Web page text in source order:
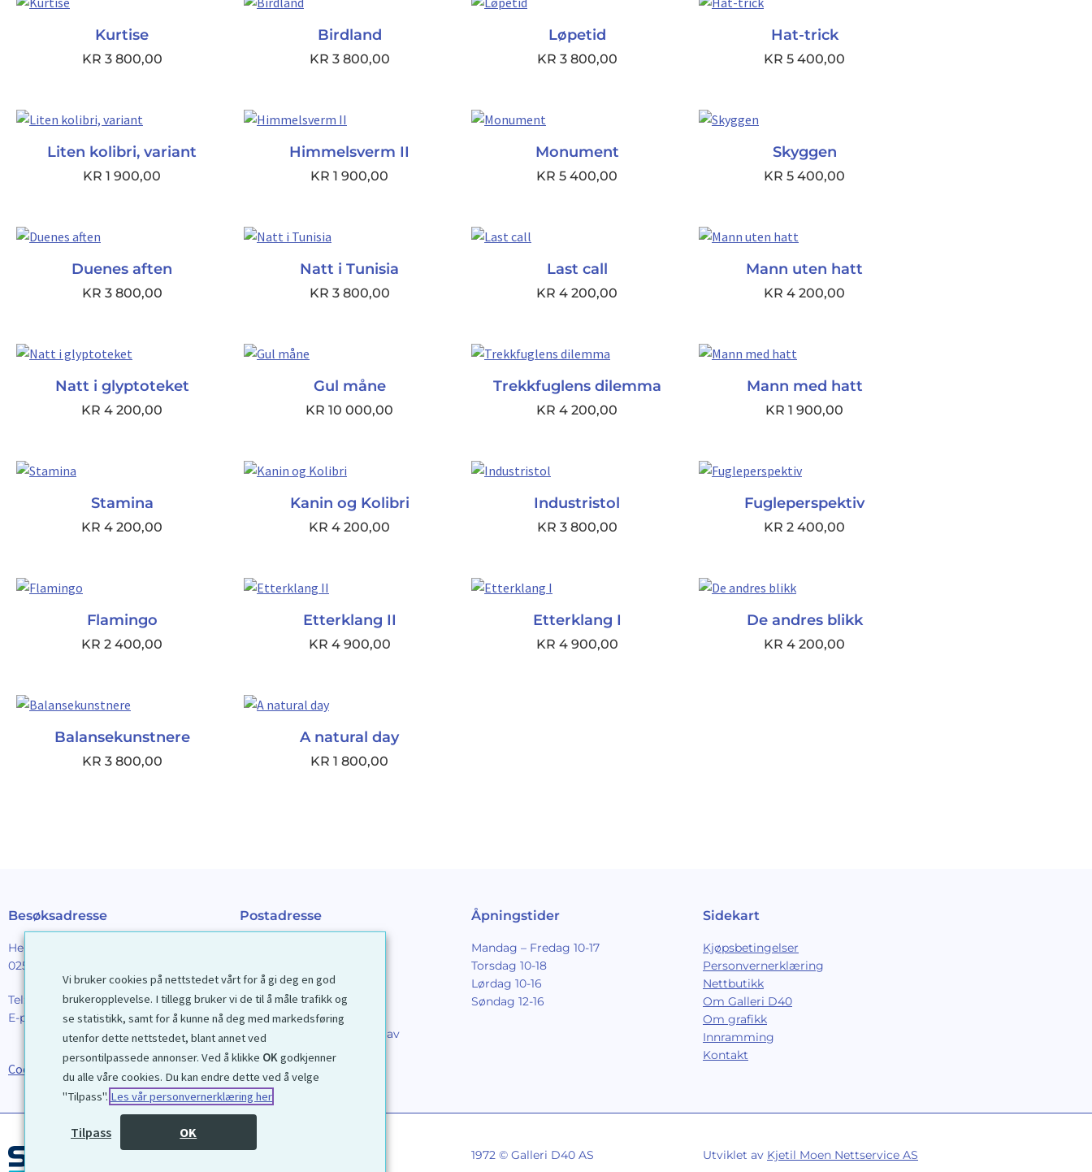
Kurtise
KR 3 800,00
Birdland
KR 3 800,00
Løpetid
KR 3 800,00
Hat-trick
KR 5 400,00
Liten kolibri, variant
KR 1 900,00
Himmelsverm II
KR 1 900,00
Monument
KR 5 400,00
Skyggen
KR 5 400,00
Duenes aften
KR 3 800,00
Natt i Tunisia
KR 3 800,00
Last call
KR 4 200,00
Mann uten hatt
KR 4 200,00
Natt i glyptoteket
KR 4 200,00
Gul måne
KR 10 000,00
Trekkfuglens dilemma
KR 4 200,00
Mann med hatt
KR 1 900,00
Stamina
KR 4 200,00
Kanin og Kolibri
KR 4 200,00
Industristol
KR 3 800,00
Fugleperspektiv
KR 2 400,00
Flamingo
KR 2 400,00
Etterklang II
KR 4 900,00
Etterklang I
KR 4 900,00
De andres blikk
KR 4 200,00
Balansekunstnere
KR 3 800,00
A natural day
KR 1 800,00
Besøksadresse
Henrik Ibsens gt. 90
0255 Oslo
Tel:
22 44 85 86
E-post:
galleri@d40.no
Cookies
Postadresse
0201 Oslo
Mobilnummer til sporing av
forsendelser: 91924069
Åpningstider
Mandag – Fredag 10-17
Torsdag 10-18
Lørdag 10-16
Søndag 12-16
Sidekart
Kjøpsbetingelser
Personvernerklæring
Nettbutikk
Om Galleri D40
Om grafikk
Innramming
Kontakt
1972 © Galleri D40 AS Utviklet av Kjetil Moen Nettservice AS
Vi bruker cookies på nettstedet vårt for å gi deg en god
brukeropplevelse. I tillegg bruker vi de til å måle trafikk og
se statistikk, samt for å kunne nå deg med markedsføring
utenfor dette nettstedet, blant annet ved
persontilpassede annonser. Ved å klikke OKgodkjenner
du alle våre cookies. Du kan endre dette ved å velge
"Tilpass". Les vår personvernerklæring her
Tilpass OK